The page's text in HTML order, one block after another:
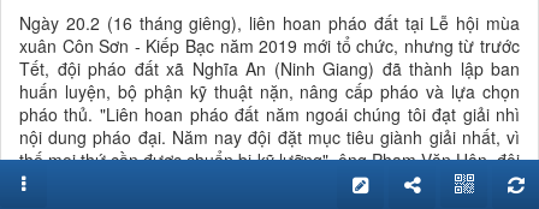
Ngày 20.2 (16 tháng giêng), liên hoan pháo đất tại Lễ hội mùa
xuân Côn Sơn - Kiếp Bạc năm 2019 mới tổ chức, nhưng từ trước
Tết, đội pháo đất xã Nghĩa An (Ninh Giang) đã thành lập ban
huấn luyện, bộ phận kỹ thuật nặn, nâng cấp pháo và lựa chọn
pháo thủ. "Liên hoan pháo đất năm ngoái chúng tôi đạt giải nhì
nội dung pháo đại. Năm nay đội đặt mục tiêu giành giải nhất, vì
thế mọi thứ cần được chuẩn bị kỹ lưỡng", ông Phạm Văn Hân, đội
trưởng đội pháo đất xã Nghĩa An nói.